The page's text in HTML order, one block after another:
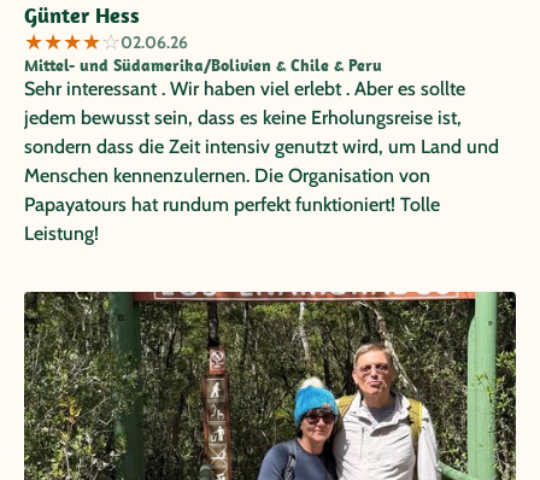
Günter Hess
★★★★☆02.06.26
Mittel- und Südamerika/Bolivien & Chile & Peru
Sehr interessant . Wir haben viel erlebt . Aber es sollte
jedem bewusst sein, dass es keine Erholungsreise ist,
sondern dass die Zeit intensiv genutzt wird, um Land und
Menschen kennenzulernen. Die Organisation von
Papayatours hat rundum perfekt funktioniert! Tolle
Leistung!